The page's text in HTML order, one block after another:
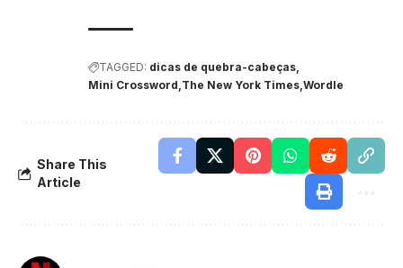
TAGGED: dicas de quebra-cabeças
Mini Crossword The New York Times Wordle
Share This
Article